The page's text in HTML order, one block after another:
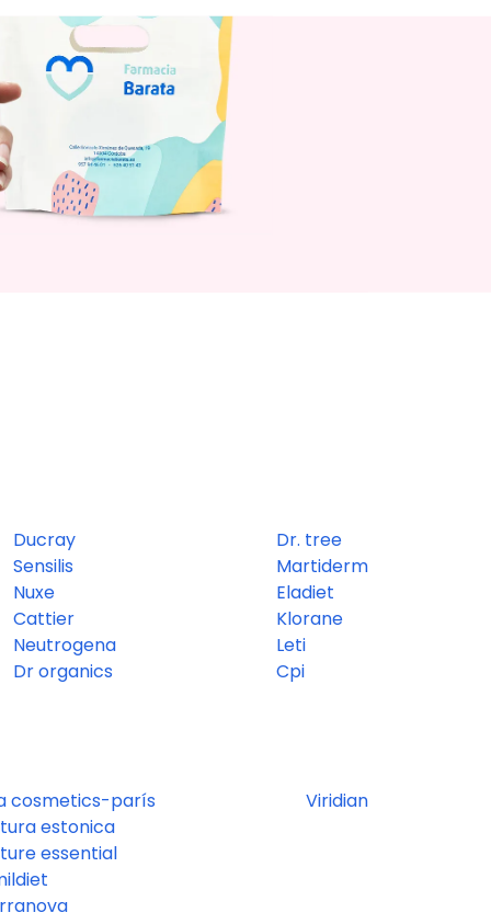
Ducray
Sensilis
Nuxe
Cattier
Neutrogena
Dr organics
Dr. tree
Martiderm
Eladiet
Klorane
Leti
Cpi
cosmetics-parís
estonica
essential
Viridian